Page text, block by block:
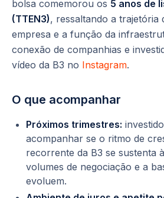
bolsa comemorou os 5 anos de
(TTEN3), ressaltando a trajetória
empresa e a função da
conexão de companhias e
vídeo da B3 no Instagram.
O que acompanhar
Próximos trimestres:
acompanhar se o ritmo de
recorrente da B3 se sustenta
volumes de negociação e a
evoluem.